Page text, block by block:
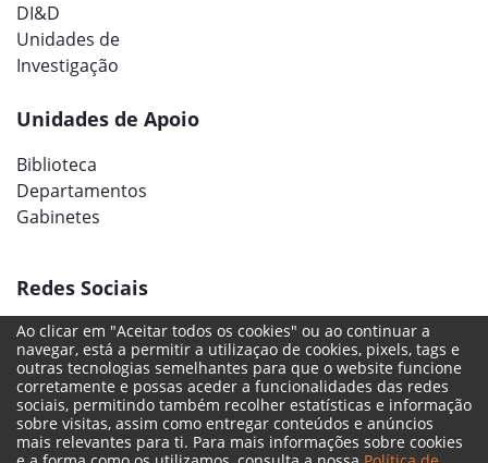
DI&D
Unidades de
Investigação
Unidades de Apoio
Biblioteca
Departamentos
Gabinetes
Redes Sociais
Ao clicar em "Aceitar todos os cookies" ou ao continuar a
navegar, está a permitir a utilizaçao de cookies, pixels, tags e
outras tecnologias semelhantes para que o website funcione
corretamente e possas aceder a funcionalidades das redes
sociais, permitindo também recolher estatísticas e informação
sobre visitas, assim como entregar conteúdos e anúncios
mais relevantes para ti. Para mais informações sobre cookies